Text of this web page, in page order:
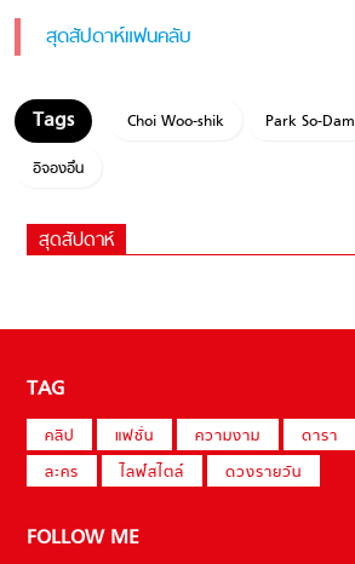
สุดสัปดาห์แฟนคลับ
Choi Woo-shik Park So-Dam
อีจองอึน
สุดสัปดาห์
TAG
คลิป แฟชั่น ความงาม ดารา
ละคร
ไลฟ์สไตล์ ดวงรายวัน
FOLLOW ME